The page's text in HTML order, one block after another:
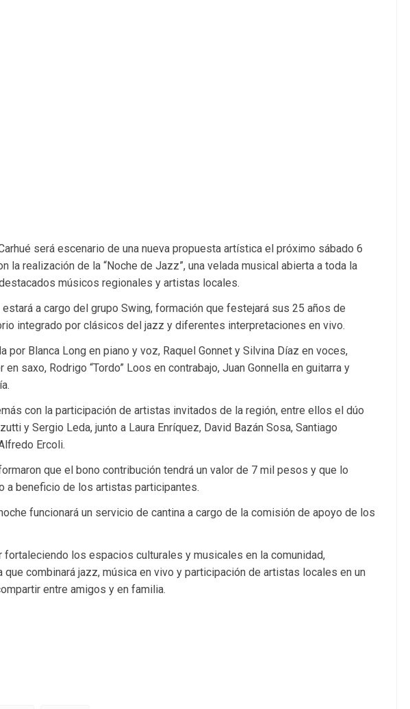
será escenario de una nueva propuesta artística el próximo sábado 6
la realización de la “Noche de Jazz”, una velada musical abierta a toda la
músicos regionales y artistas locales.
a cargo del grupo Swing, formación que festejará sus 25 años de
integrado por clásicos del jazz y diferentes interpretaciones en vivo.
por Blanca Long en piano y voz, Raquel Gonnet y Silvina Díaz en voces,
en saxo, Rodrigo “Tordo” Loos en contrabajo, Juan Gonnella en guitarra y
con la participación de artistas invitados de la región, entre ellos el dúo
y Sergio Leda, junto a Laura Enríquez, David Bazán Sosa, Santiago
Ercoli.
que el bono contribución tendrá un valor de 7 mil pesos y que lo
a beneficio de los artistas participantes.
funcionará un servicio de cantina a cargo de la comisión de apoyo de los
fortaleciendo los espacios culturales y musicales en la comunidad,
combinará jazz, música en vivo y participación de artistas locales en un
entre amigos y en familia.